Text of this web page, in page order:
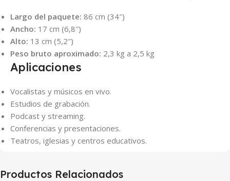
Largo del paquete: 86 cm (34″)
Ancho: 17 cm (6,8″)
Alto: 13 cm (5,2″)
Peso bruto aproximado: 2,3 kg a 2,5 kg
Aplicaciones
Vocalistas y músicos en vivo.
Estudios de grabación.
Podcast y streaming.
Conferencias y presentaciones.
Teatros, iglesias y centros educativos.
Productos Relacionados